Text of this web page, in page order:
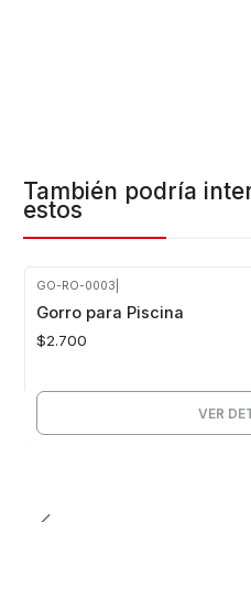
También podría
estos
GO-RO-0003
Gorro para Piscina
$2.700
VER